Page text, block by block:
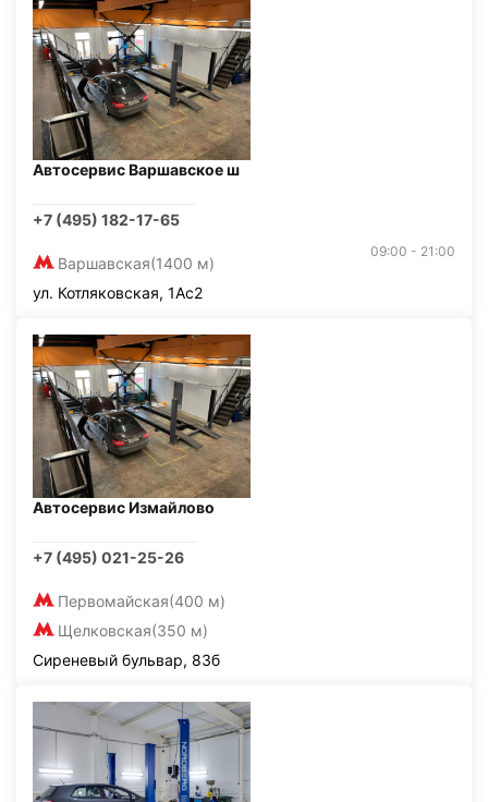
Автосервис Варшавское ш
+7 (495) 182-17-65
Варшавская(1400 м)
09:00 - 21:00
ул. Котляковская, 1Ас2
Автосервис Измайлово
+7 (495) 021-25-26
Первомайская(400 м)
Щелковская(350 м)
Сиреневый бульвар, 83б